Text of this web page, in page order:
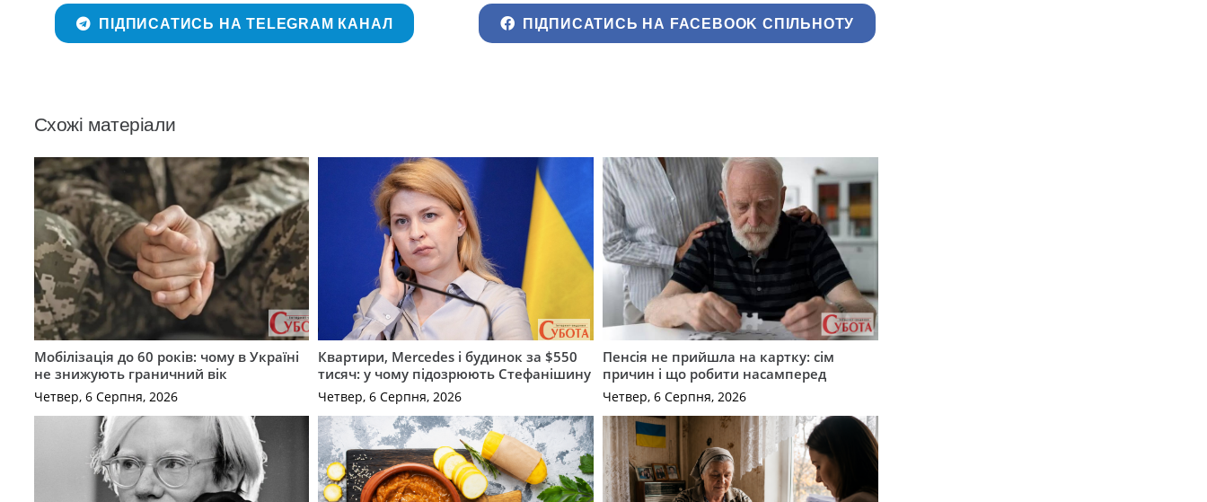
ПІДПИСАТИСЬ НА TELEGRAM КАНАЛ ПІДПИСАТИСЬ НА FACEBOOK СПІЛЬНОТУ
Схожі матеріали
Мобілізація до 60 років: чому в Україні
не знижують граничний вік
Четвер, 6 Серпня, 2026
Квартири, Mercedes і будинок за $550
тисяч: у чому підозрюють Стефанішину
Четвер, 6 Серпня, 2026
Пенсія не прийшла на картку: сім
причин і що робити насамперед
Четвер, 6 Серпня, 2026